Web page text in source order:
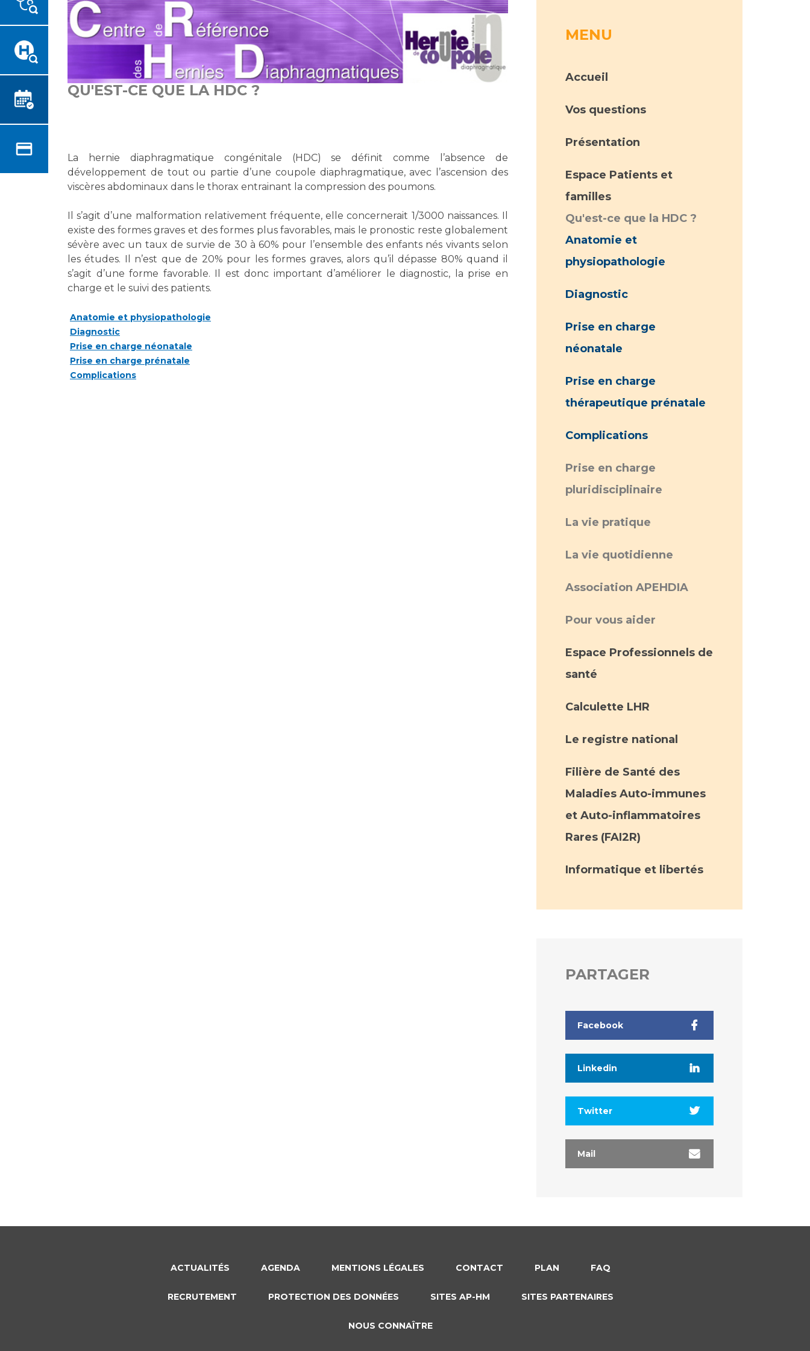
Vous accompagnez, vous
rendez visite à un patient
Vous allez être hospitalisé(e)
Vous avez un examen
d'imagerie ou de radiologie à
réaliser
santé en ligne
Infos COVID-19
Vivre ensemble à l'hôpital
Culture à l'hôpital
Laïcité et cultes
Les associations
Salon des familles
Transports sanitaires
Vos droits, vos devoirs
Accueil sourds et
malentendants
Charte Romain Jacob
Mouvement Parcours
Handicap 13
Cancer
Médecine nucléaire
Maladies rares
Qualité
Nos indicateurs qualité et de sécurité des soins
Sécurité
Les recherches en santé à l’AP-HM
Lieu de santé sans tabac
Emplois paramédicaux
Emplois administratifs
Emplois médicaux
Espace Formation
Étudiants hospitaliers
Emplois techniques et
Statuts
Stages paramédicaux
Chercheurs
La recherche clinique à l'AP-
HM
Les structures de recherche
Professionnels de santé
Adresser un patient
Radiologie / Imagerie
Cancérologie
Les pôles d'activité médicale
Pathologiques
Adresser un examen au
Laboratoire d'Infectiologie
Centres de référence
Maladies Rares
Fournisseurs
Rôles et missions
QU'EST-CE QUE LA HDC ?
La hernie diaphragmatique congénitale (HDC) se définit comme l’absence de
développement de tout ou partie d’une coupole diaphragmatique, avec l’ascension des
viscères abdominaux dans le thorax entrainant la compression des poumons.
Il s’agit d’une malformation relativement fréquente, elle concernerait 1/3000 naissances. Il
existe des formes graves et des formes plus favorables, mais le pronostic reste globalement
sévère avec un taux de survie de 30 à 60% pour l’ensemble des enfants nés vivants selon
les études. Il n’est que de 20% pour les formes graves, alors qu’il dépasse 80% quand il
s’agit d’une forme favorable. Il est donc important d’améliorer le diagnostic, la prise en
charge et le suivi des patients.
Anatomie et physiopathologie
Diagnostic
Prise en charge néonatale
Prise en charge prénatale
Complications
MENU
Accueil
Vos questions
Présentation
Espace Patients et
familles
Qu'est-ce que la HDC ?
Anatomie et
physiopathologie
Diagnostic
Prise en charge
néonatale
Prise en charge
thérapeutique prénatale
Complications
Prise en charge
pluridisciplinaire
La vie pratique
La vie quotidienne
Association APEHDIA
Pour vous aider
Espace Professionnels de
santé
Calculette LHR
Le registre national
Filière de Santé des
Maladies Auto-immunes
et Auto-inflammatoires
Rares (FAI2R)
Informatique et libertés
PARTAGER
Facebook
Linkedin
Twitter
Mail
ACTUALITÉS AGENDA MENTIONS LÉGALES CONTACT PLAN FAQ
RECRUTEMENT PROTECTION DES DONNÉES SITES AP-HM SITES PARTENAIRES
NOUS CONNAÎTRE